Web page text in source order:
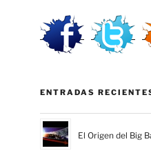
ENTRADAS
El Origen del Big